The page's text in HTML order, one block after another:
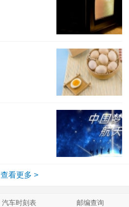
查看更多 >
汽车时刻表
邮编查询